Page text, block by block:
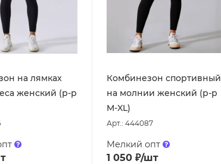
на лямках
женский (р-р
Комбинезон спортивный
на молнии женский (р-р
M-XL)
Арт.: 444087
Мелкий опт
1 050₽/шт